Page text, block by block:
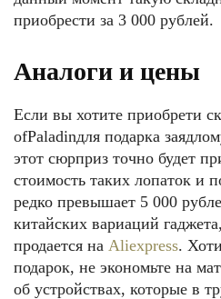
приобрести за 3 000 рублей.
Аналоги и цены
Если вы хотите приобрети
ofPaladinдля подарка
этот сюрприз точно будет
стоимость таких лопаток и
редко превышает 5 000
китайских вариаций
продается на Aliexpress.
подарок, не экономьте на
об устройствах, которые в